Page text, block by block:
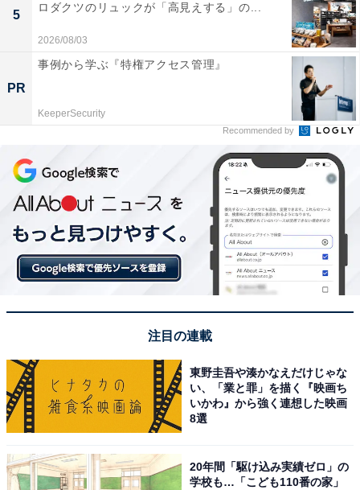
5
ロダクツのリュックが「高見えする」の...
2026/08/03
PR
事例から学ぶ『特権アクセス管理』
KeeperSecurity
Recommended by
注目の連載
東野圭吾や湊かなえだけじゃな
い、「業と罪」を描く『映画ち
いかわ』から強く連想した映画
8選
20年間「駆け込み実績ゼロ」の
学校も…「こども110番の家」